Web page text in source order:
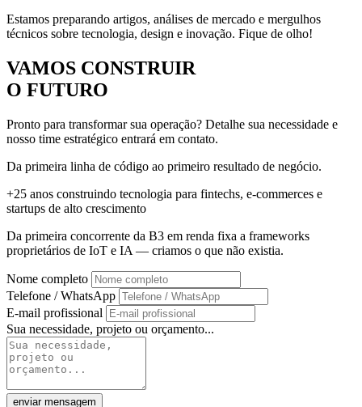
Estamos preparando artigos, análises de mercado e mergulhos
técnicos sobre tecnologia, design e inovação. Fique de olho!
VAMOS CONSTRUIR
O FUTURO
Pronto para transformar sua operação? Detalhe sua necessidade e
nosso time estratégico entrará em contato.
Da primeira linha de código ao primeiro resultado de negócio.
+25 anos construindo tecnologia para fintechs, e-commerces e
startups de alto crescimento
Da primeira concorrente da B3 em renda fixa a frameworks
proprietários de IoT e IA — criamos o que não existia.
Nome completo
Telefone / WhatsApp
E-mail profissional
Sua necessidade, projeto ou orçamento...
enviar mensagem